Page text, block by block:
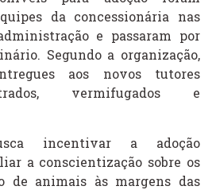
da concessionária nas
e passaram por
Segundo a organização,
aos novos tutores
vermifugados e
incentivar a adoção
a conscientização sobre os
de animais às margens das